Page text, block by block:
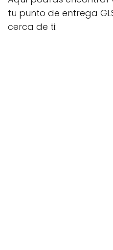
tu punto de entrega
cerca de ti: